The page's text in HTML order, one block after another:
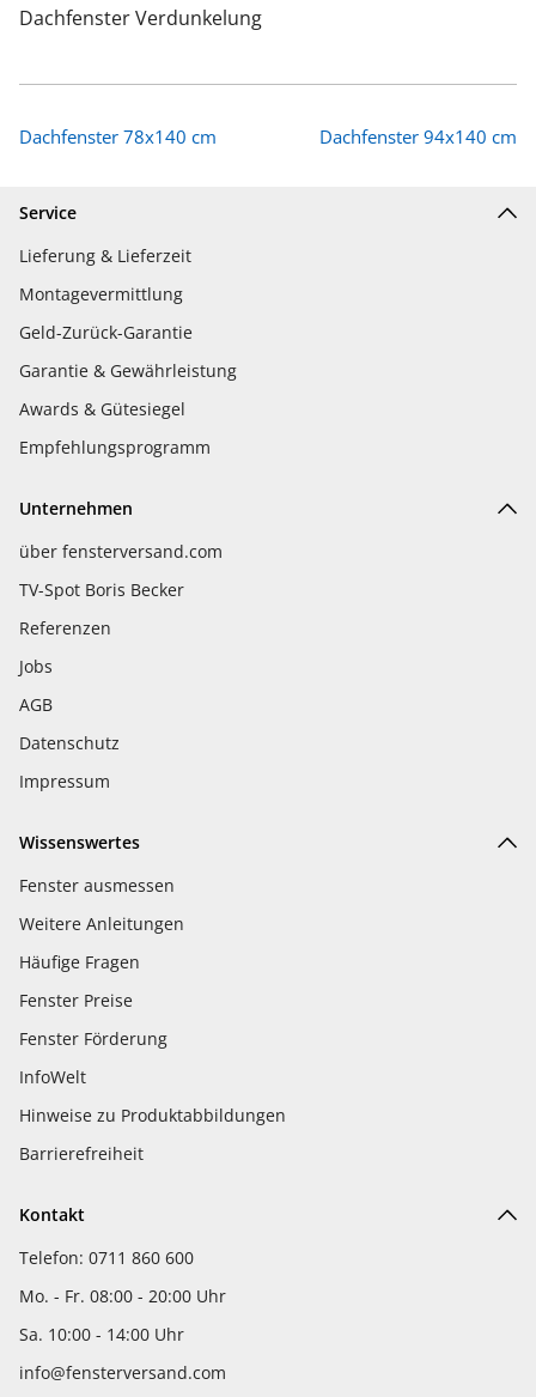
Dachfenster Verdunkelung
Dachfenster 78x140 cm Dachfenster 94x140 cm
Service
Lieferung & Lieferzeit
Montagevermittlung
Geld-Zurück-Garantie
Garantie & Gewährleistung
Awards & Gütesiegel
Empfehlungsprogramm
Unternehmen
über fensterversand.com
TV-Spot Boris Becker
Referenzen
Jobs
AGB
Datenschutz
Impressum
Wissenswertes
Fenster ausmessen
Weitere Anleitungen
Häufige Fragen
Fenster Preise
Fenster Förderung
InfoWelt
Hinweise zu Produktabbildungen
Barrierefreiheit
Kontakt
Telefon: 0711 860 600
Mo. - Fr. 08:00 - 20:00 Uhr
Sa. 10:00 - 14:00 Uhr
info@fensterversand.com